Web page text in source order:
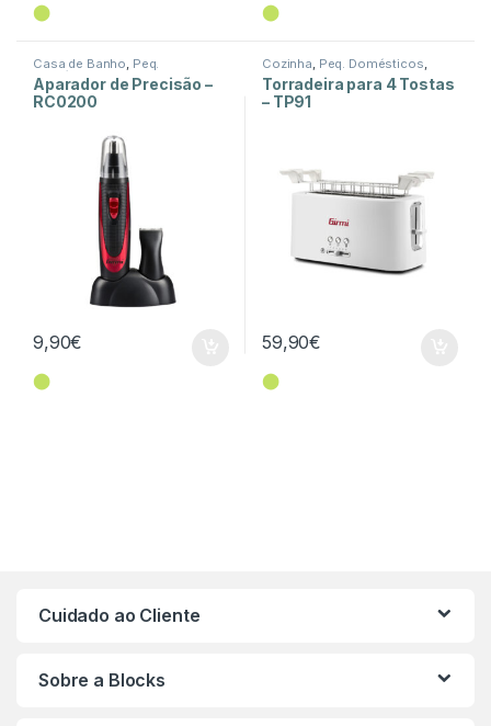
⬤ ⬤
Casa de Banho Peq.
Domésticos
Aparador de Precisão –
RC0200
9,90€
⬤
Cozinha Peq. Domésticos
Torradeiras
Torradeira para 4 Tostas
– TP91
59,90€
⬤
Cuidado ao Cliente
Sobre a Blocks